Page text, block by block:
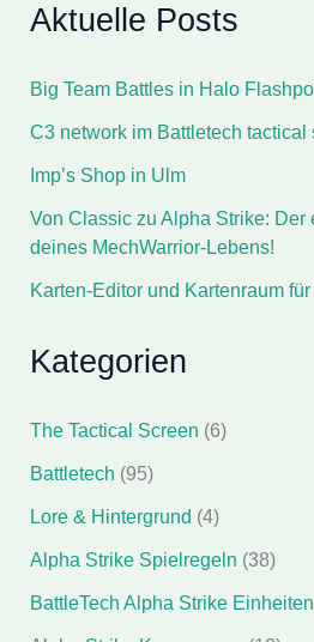
Aktuelle Posts
Big Team Battles in Halo
C3 network im Battletech tactical
Imp’s Shop in Ulm
Von Classic zu Alpha Strike: Der
deines MechWarrior-Lebens!
Karten-Editor und Kartenraum
Kategorien
The Tactical Screen (6)
Battletech (95)
Lore & Hintergrund (4)
Alpha Strike Spielregeln (38)
BattleTech Alpha Strike Einheiten